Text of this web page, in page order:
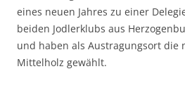
eines neuen Jahres zu einer
beiden Jodlerklubs aus
und haben als Austragungsort die
Mittelholz gewählt.